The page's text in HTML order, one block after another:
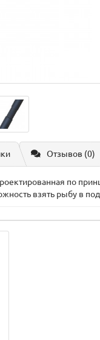
Отзывов (0)
по
взять рыбу в